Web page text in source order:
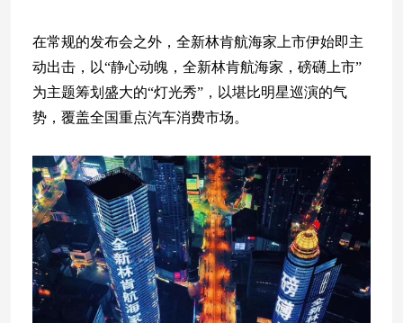
在常规的发布会之外，全新林肯航海家上市伊始即主
动出击，以“静心动魄，全新林肯航海家，磅礴上市”
为主题筹划盛大的“灯光秀”，以堪比明星巡演的气
势，覆盖全国重点汽车消费市场。